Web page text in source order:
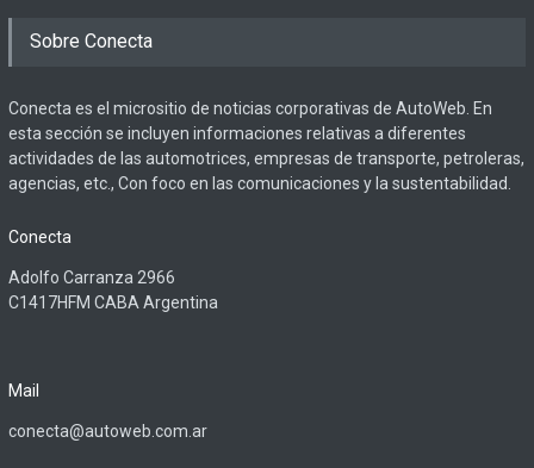
Sobre Conecta
Conecta es el micrositio de noticias corporativas de AutoWeb. En
esta sección se incluyen informaciones relativas a diferentes
actividades de las automotrices, empresas de transporte, petroleras,
agencias, etc., Con foco en las comunicaciones y la sustentabilidad.
Conecta
Adolfo Carranza 2966
C1417HFM CABA Argentina
Mail
conecta@autoweb.com.ar